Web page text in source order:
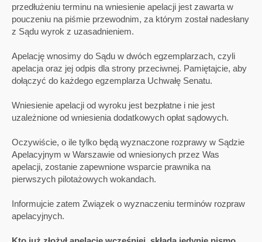
przedłużeniu terminu na wniesienie apelacji jest zawarta w
pouczeniu na piśmie przewodnim, za którym został nadesłany
z Sądu wyrok z uzasadnieniem.
Apelację wnosimy do Sądu w dwóch egzemplarzach, czyli
apelacja oraz jej odpis dla strony przeciwnej. Pamiętajcie, aby
dołączyć do każdego egzemplarza Uchwałę Senatu.
Wniesienie apelacji od wyroku jest bezpłatne i nie jest
uzależnione od wniesienia dodatkowych opłat sądowych.
Oczywiście, o ile tylko będą wyznaczone rozprawy w Sądzie
Apelacyjnym w Warszawie od wniesionych przez Was
apelacji, zostanie zapewnione wsparcie prawnika na
pierwszych pilotażowych wokandach.
Informujcie zatem Związek o wyznaczeniu terminów rozpraw
apelacyjnych.